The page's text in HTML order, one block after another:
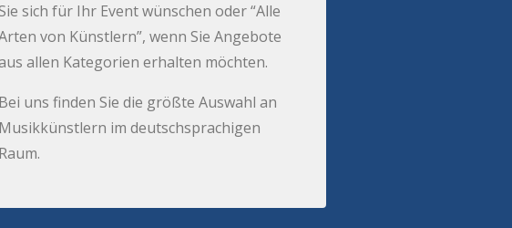
sich für Ihr Event wünschen oder “Alle
von Künstlern”, wenn Sie Angebote
allen Kategorien erhalten möchten.
Bei uns finden Sie die größte Auswahl an
Musikkünstlern im deutschsprachigen
Raum.